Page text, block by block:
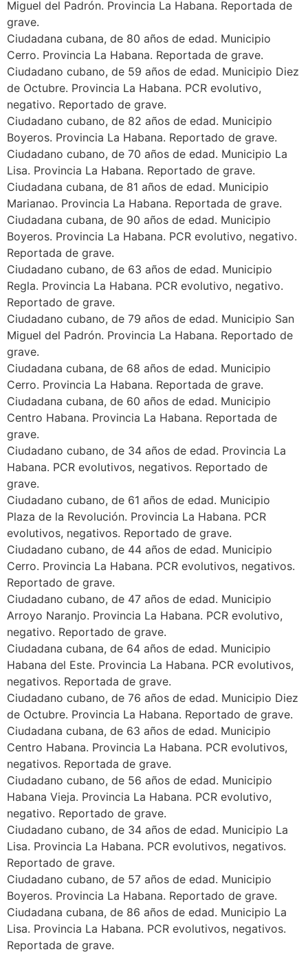
Miguel del Padrón. Provincia La Habana. Reportada de
grave.
Ciudadana cubana, de 80 años de edad. Municipio
Cerro. Provincia La Habana. Reportada de grave.
Ciudadano cubano, de 59 años de edad. Municipio Diez
de Octubre. Provincia La Habana. PCR evolutivo,
negativo. Reportado de grave.
Ciudadano cubano, de 82 años de edad. Municipio
Boyeros. Provincia La Habana. Reportado de grave.
Ciudadano cubano, de 70 años de edad. Municipio La
Lisa. Provincia La Habana. Reportado de grave.
Ciudadana cubana, de 81 años de edad. Municipio
Marianao. Provincia La Habana. Reportada de grave.
Ciudadana cubana, de 90 años de edad. Municipio
Boyeros. Provincia La Habana. PCR evolutivo, negativo.
Reportada de grave.
Ciudadano cubano, de 63 años de edad. Municipio
Regla. Provincia La Habana. PCR evolutivo, negativo.
Reportado de grave.
Ciudadano cubano, de 79 años de edad. Municipio San
Miguel del Padrón. Provincia La Habana. Reportado de
grave.
Ciudadana cubana, de 68 años de edad. Municipio
Cerro. Provincia La Habana. Reportada de grave.
Ciudadana cubana, de 60 años de edad. Municipio
Centro Habana. Provincia La Habana. Reportada de
grave.
Ciudadano cubano, de 34 años de edad. Provincia La
Habana. PCR evolutivos, negativos. Reportado de
grave.
Ciudadano cubano, de 61 años de edad. Municipio
Plaza de la Revolución. Provincia La Habana. PCR
evolutivos, negativos. Reportado de grave.
Ciudadano cubano, de 44 años de edad. Municipio
Cerro. Provincia La Habana. PCR evolutivos, negativos.
Reportado de grave.
Ciudadano cubano, de 47 años de edad. Municipio
Arroyo Naranjo. Provincia La Habana. PCR evolutivo,
negativo. Reportado de grave.
Ciudadana cubana, de 64 años de edad. Municipio
Habana del Este. Provincia La Habana. PCR evolutivos,
negativos. Reportada de grave.
Ciudadano cubano, de 76 años de edad. Municipio Diez
de Octubre. Provincia La Habana. Reportado de grave.
Ciudadana cubana, de 63 años de edad. Municipio
Centro Habana. Provincia La Habana. PCR evolutivos,
negativos. Reportada de grave.
Ciudadano cubano, de 56 años de edad. Municipio
Habana Vieja. Provincia La Habana. PCR evolutivo,
negativo. Reportado de grave.
Ciudadano cubano, de 34 años de edad. Municipio La
Lisa. Provincia La Habana. PCR evolutivos, negativos.
Reportado de grave.
Ciudadano cubano, de 57 años de edad. Municipio
Boyeros. Provincia La Habana. Reportado de grave.
Ciudadana cubana, de 86 años de edad. Municipio La
Lisa. Provincia La Habana. PCR evolutivos, negativos.
Reportada de grave.